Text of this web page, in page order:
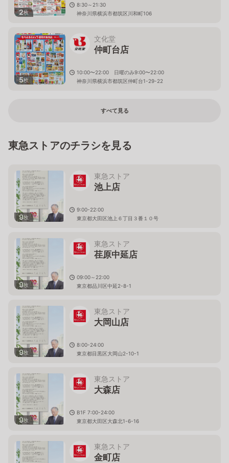
2枚
8:30～21:30
神奈川県横浜市都筑区川和町106
5枚
文化堂
仲町台店
10:00〜22:00 日曜のみ9:00〜22:00
神奈川県横浜市都筑区仲町台1-29-22
すべて見る
東急ストアのチラシを見る
9枚
東急ストア
池上店
9:00-22:00
東京都大田区池上６丁目３番１０号
9枚
東急ストア
荏原中延店
09:00～22:00
東京都品川区中延2-8-1
9枚
東急ストア
大岡山店
8:00-24:00
東京都目黒区大岡山2-10-1
9枚
東急ストア
大森店
B1F 7:00-24:00
東京都大田区大森北1-6-16
東急ストア
金町店